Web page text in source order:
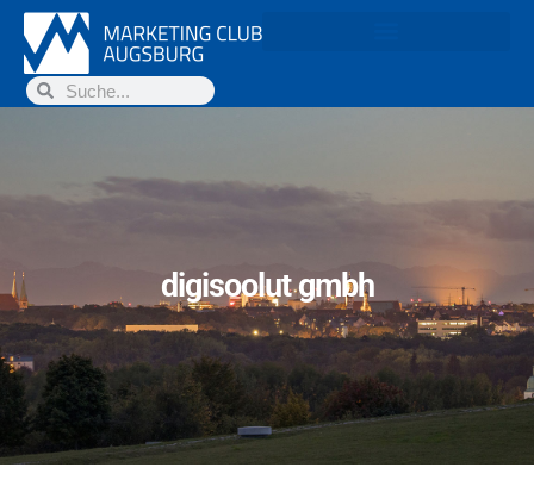
digisoolut gmbh